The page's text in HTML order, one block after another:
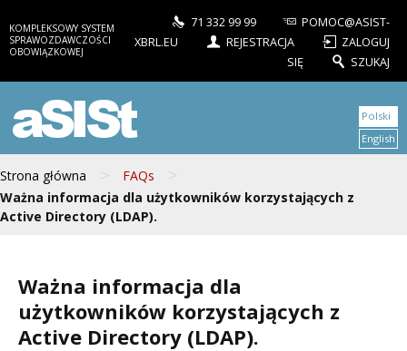
KOMPLEKSOWY SYSTEM
SPRAWOZDAWCZOŚCI
OBOWIĄZKOWEJ
71 332 99 99
POMOC@ASIST-
XBRL.EU
REJESTRACJA
ZALOGUJ
SIĘ
SZUKAJ
aSISt
Strona główna > FAQs >
Ważna informacja dla użytkowników korzystających z
Active Directory (LDAP).
Polski
English
Ważna informacja dla
użytkowników korzystających z
Active Directory (LDAP).